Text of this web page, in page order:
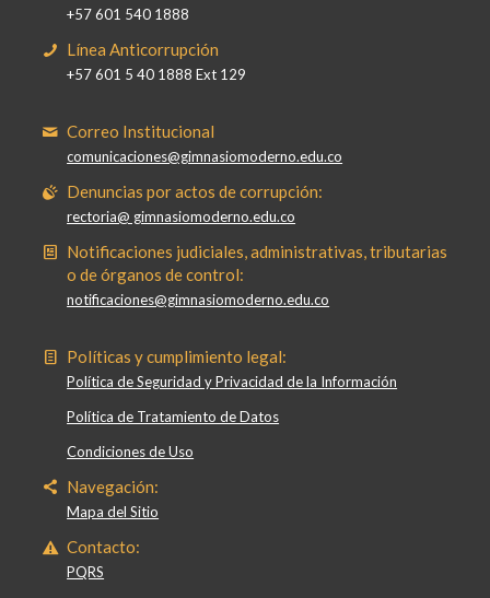
+57 601 540 1888
Línea Anticorrupción
+57 601 5 40 1888 Ext 129
Correo Institucional
comunicaciones@gimnasiomoderno.edu.co
Denuncias por actos de corrupción:
rectoria@ gimnasiomoderno.edu.co
Notificaciones judiciales, administrativas, tributarias
o de órganos de control:
notificaciones@gimnasiomoderno.edu.co
Políticas y cumplimiento legal:
Política de Seguridad y Privacidad de la Información
Política de Tratamiento de Datos
Condiciones de Uso
Navegación:
Mapa del Sitio
Contacto:
PQRS